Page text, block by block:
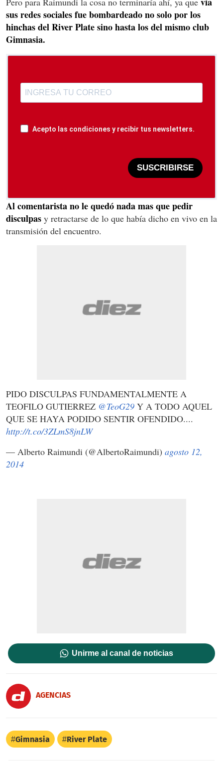
sus redes sociales fue bombardeado no solo por los
hinchas del River Plate sino hasta los del mismo club
Gimnasia.
Acepto las condiciones y recibir tus newsletters.
SUSCRIBIRSE
Al comentarista no le quedó nada mas que pedir
disculpas y retractarse de lo que había dicho en vivo en la
transmisión del encuentro.
PIDO DISCULPAS FUNDAMENTALMENTE A
TEOFILO GUTIERREZ @TeoG29 Y A TODO AQUEL
QUE SE HAYA PODIDO SENTIR OFENDIDO....
http://t.co/3ZLmS8jnLW
— Alberto Raimundi (@AlbertoRaimundi) agosto 12,
2014
Unirme al canal de noticias
AGENCIAS
Gimnasia River Plate